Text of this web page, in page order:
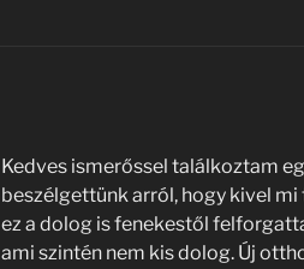
Kedves ismerőssel találkoztam
beszélgettünk arról, hogy kivel
ez a dolog is fenekestől
ami szintén nem kis dolog. Új